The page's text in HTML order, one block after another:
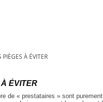
PIÈGES À ÉVITER
ÉVITER
de « prestataires » sont